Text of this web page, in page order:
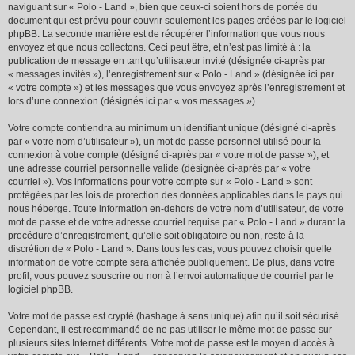
naviguant sur « Polo - Land », bien que ceux-ci soient hors de portée du
document qui est prévu pour couvrir seulement les pages créées par le logiciel
phpBB. La seconde manière est de récupérer l’information que vous nous
envoyez et que nous collectons. Ceci peut être, et n’est pas limité à : la
publication de message en tant qu’utilisateur invité (désignée ci-après par
« messages invités »), l’enregistrement sur « Polo - Land » (désignée ici par
« votre compte ») et les messages que vous envoyez après l’enregistrement et
lors d’une connexion (désignés ici par « vos messages »).
Votre compte contiendra au minimum un identifiant unique (désigné ci-après
par « votre nom d’utilisateur »), un mot de passe personnel utilisé pour la
connexion à votre compte (désigné ci-après par « votre mot de passe »), et
une adresse courriel personnelle valide (désignée ci-après par « votre
courriel »). Vos informations pour votre compte sur « Polo - Land » sont
protégées par les lois de protection des données applicables dans le pays qui
nous héberge. Toute information en-dehors de votre nom d’utilisateur, de votre
mot de passe et de votre adresse courriel requise par « Polo - Land » durant la
procédure d’enregistrement, qu’elle soit obligatoire ou non, reste à la
discrétion de « Polo - Land ». Dans tous les cas, vous pouvez choisir quelle
information de votre compte sera affichée publiquement. De plus, dans votre
profil, vous pouvez souscrire ou non à l’envoi automatique de courriel par le
logiciel phpBB.
Votre mot de passe est crypté (hashage à sens unique) afin qu’il soit sécurisé.
Cependant, il est recommandé de ne pas utiliser le même mot de passe sur
plusieurs sites Internet différents. Votre mot de passe est le moyen d’accès à